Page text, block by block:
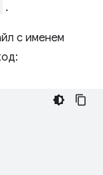
.
с именем